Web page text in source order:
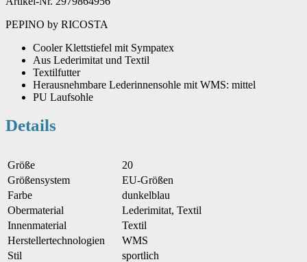
PEPINO by RICOSTA
Cooler Klettstiefel mit Sympatex
Aus Lederimitat und Textil
Textilfutter
Herausnehmbare Lederinnensohle mit WMS: mittel
PU Laufsohle
Details
Größe
20
Größensystem
EU-Größen
Farbe
dunkelblau
Obermaterial
Lederimitat, Textil
Innenmaterial
Textil
Herstellertechnologien
WMS
Stil
sportlich